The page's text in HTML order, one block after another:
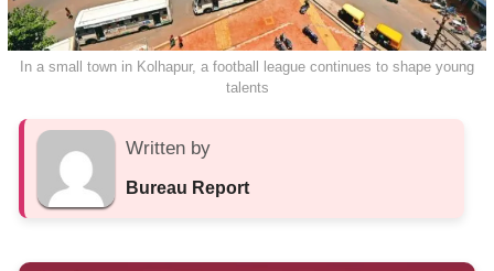
talents
Written by